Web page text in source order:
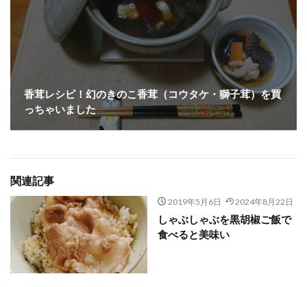
香茸レシピ！幻のきのこ香茸（コウタケ・獅子茸）を買
っちゃいました
関連記事
2019年5月6日 2024年8月22日
しゃぶしゃぶを黒胡椒ご飯で
食べると美味い